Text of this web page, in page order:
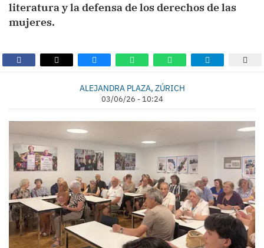
literatura y la defensa de los derechos de las
mujeres.
ALEJANDRA PLAZA, ZÚRICH
03/06/26 - 10:24